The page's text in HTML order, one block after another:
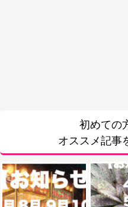
初めての
オススメ記事